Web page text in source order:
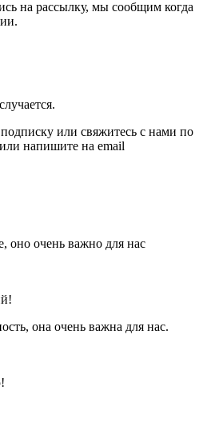
на рассылку, мы сообщим когда
или свяжитесь с нами по
или напишите на email
очень важно для нас
она очень важна для нас.